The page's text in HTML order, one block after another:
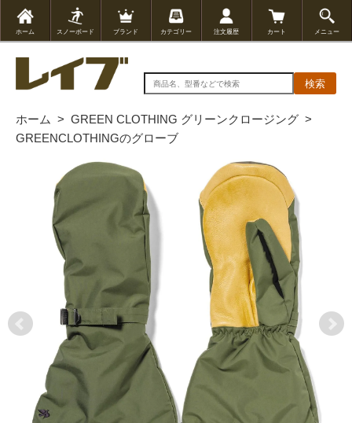
ホーム スノーボード ブランド カテゴリー 注文履歴 カート メニュー
検索
ホーム > GREEN CLOTHING グリーンクロージング >
GREENCLOTHINGのグローブ